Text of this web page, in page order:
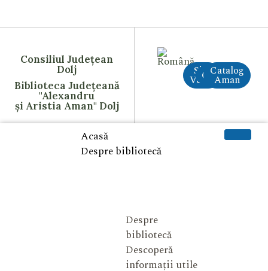
Consiliul Județean
Dolj
Biblioteca Județeană
"Alexandru
și Aristia Aman" Dolj
Site
VechiCreAI
Catalog
Aman
Acasă
Despre bibliotecă
Despre
bibliotecă
Descoperă
informații utile